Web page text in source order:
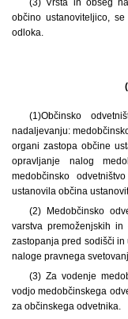
(3) Vrsta in obseg
občino ustanoviteljico,
odloka.
(1)Občinsko
nadaljevanju:
organi zastopa občine
opravljanje nalog
medobčinsko
ustanovila občina
(2) Medobčinsko
varstva premoženjskih
zastopanja pred sodišči
naloge pravnega
(3) Za vodenje
vodjo medobčinskega
za občinskega odvetnika.